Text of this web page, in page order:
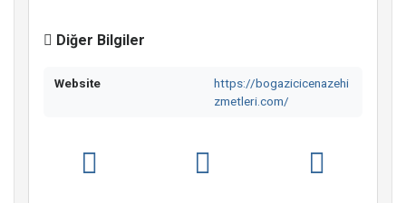
Diğer Bilgiler
Website
https://bogazicicenazehi
zmetleri.com/